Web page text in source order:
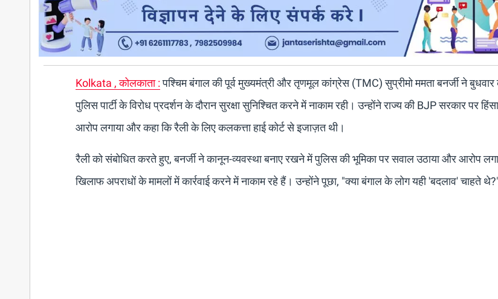
Kolkata , कोलकाता :पश्चिम बंगाल की पूर्व मुख्यमंत्री और तृणमूल कांग्रेस (TMC) सुप्रीमो ममता बनर्जी ने बुधवार
पुलिस पार्टी के विरोध प्रदर्शन के दौरान सुरक्षा सुनिश्चित करने में नाकाम रही। उन्होंने राज्य की BJP सरकार पर
आरोप लगाया और कहा कि रैली के लिए कलकत्ता हाई कोर्ट से इजाज़त थी।
रैली को संबोधित करते हुए, बनर्जी ने कानून-व्यवस्था बनाए रखने में पुलिस की भूमिका पर सवाल उठाया और आरोप
खिलाफ अपराधों के मामलों में कार्रवाई करने में नाकाम रहे हैं। उन्होंने पूछा, "क्या बंगाल के लोग यही 'बदलाव' चाहते